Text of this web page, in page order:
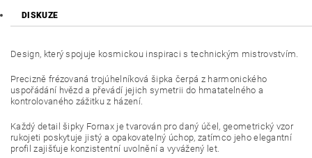
DISKUZE
Design, který spojuje kosmickou inspiraci s technickým mistrovstvím.
Precizně frézovaná trojúhelníková šipka čerpá z harmonického
uspořádání hvězd a převádí jejich symetrii do hmatatelného a
kontrolovaného zážitku z házení.
Každý detail šipky Fornax je tvarován pro daný účel, geometrický vzor
rukojeti poskytuje jistý a opakovatelný úchop, zatímco jeho elegantní
profil zajišťuje konzistentní uvolnění a vyvážený let.